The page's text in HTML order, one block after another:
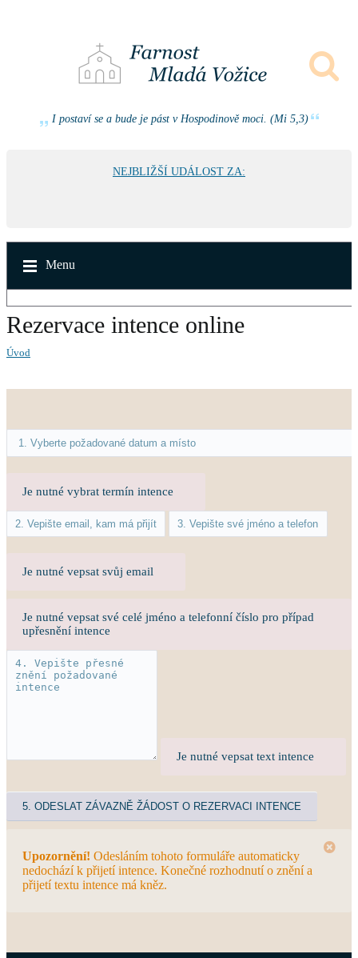
I postaví se a bude je pást v Hospodinově moci. (Mi 5,3)
NEJBLIŽŠÍ UDÁLOST ZA:
Menu
Rezervace intence online
Úvod
Je nutné vybrat termín intence
Je nutné vepsat svůj email
Je nutné vepsat své celé jméno a telefonní číslo pro případ
upřesnění intence
Je nutné vepsat text intence
Upozornění! Odesláním tohoto formuláře automaticky
nedochází k přijetí intence. Konečné rozhodnutí o znění a
přijetí textu intence má kněz.